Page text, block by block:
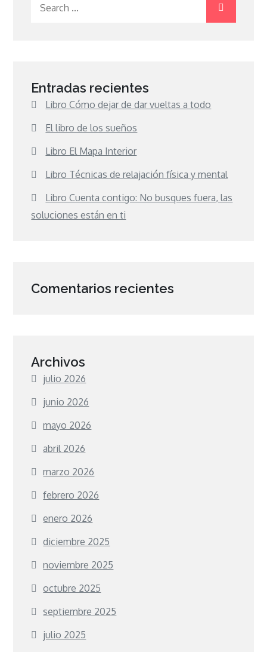
Entradas recientes
Libro Cómo dejar de dar vueltas a todo
El libro de los sueños
Libro El Mapa Interior
Libro Técnicas de relajación física y mental
Libro Cuenta contigo: No busques fuera, las
soluciones están en ti
Comentarios recientes
Archivos
julio 2026
junio 2026
mayo 2026
abril 2026
marzo 2026
febrero 2026
enero 2026
diciembre 2025
noviembre 2025
octubre 2025
septiembre 2025
julio 2025